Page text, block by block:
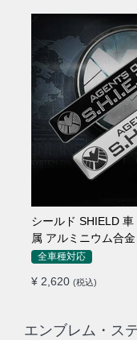
シールド SHIELD
属 アルミニウム合
ルージョン ステッ
全車種対応
¥ 2,620 (税込)
エンブレム・ス